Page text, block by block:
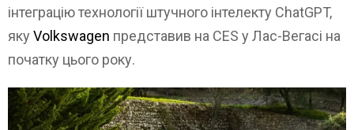
інтеграцію технології штучного інтелекту ChatGPT,
яку Volkswagen представив на CES у Лас-Вегасі на
початку цього року.